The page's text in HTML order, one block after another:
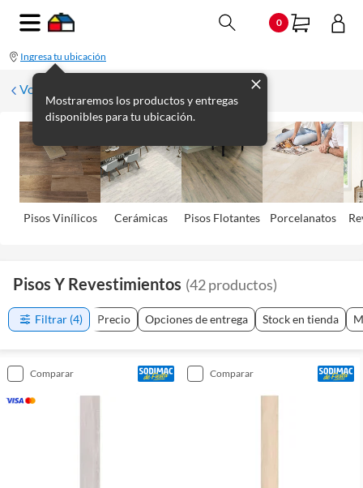
0
Ingresa tu ubicación
Mostraremos los productos y entregas
disponibles para tu ubicación.
Volver
Pisos Viní­licos Cerámicas Pisos Flotantes Porcelanatos
Pisos Y Revestimientos (42productos)
Filtrar (4) Precio Opciones de entrega Stock en tienda
comparar comparar